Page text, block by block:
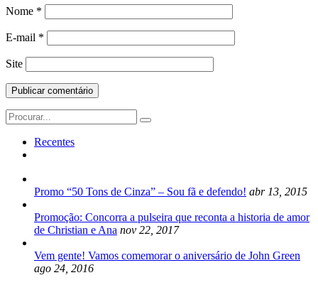
Nome *
E-mail *
Site
Search
for:
Recentes
Promo “50 Tons de Cinza” – Sou fã e defendo! abr 13, 2015
Promoção: Concorra a pulseira que reconta a historia de amor
de Christian e Ana nov 22, 2017
Vem gente! Vamos comemorar o aniversário de John Green
ago 24, 2016